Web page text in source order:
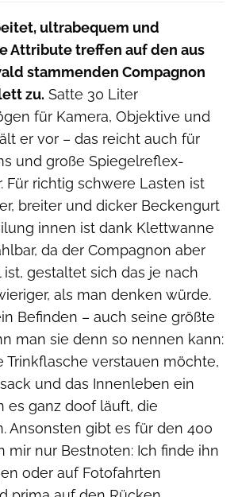
ultrabequem und
Attribute treffen auf den aus
stammenden Compagnon
zu. Satte 30 Liter
für Kamera, Objektive und
er vor – das reicht auch für
und große Spiegelreflex-
Für richtig schwere Lasten ist
breiter und dicker Beckengurt
innen ist dank Klettwanne
da der Compagnon aber
gestaltet sich das je nach
als man denken würde.
Befinden – auch seine größte
man sie denn so nennen kann:
Trinkflasche verstauen möchte,
und das Innenleben ein
es ganz doof läuft, die
Ansonsten gibt es für den 400
mir nur Bestnoten: Ich finde ihn
oder auf Fotofahrten